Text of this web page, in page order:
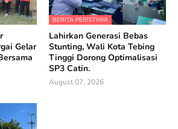
Gelar
BERITA PERISTIWA
Lahirkan Generasi Bebas
Stunting, Wali Kota Tebing
Tinggi Dorong Optimalisasi
SP3 Catin.
August 07, 2026